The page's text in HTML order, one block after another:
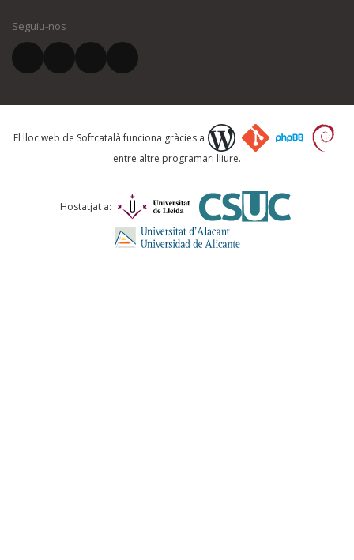
El vostre correu electrònic *
Què proposeu?
Comentari *
Seguiu-nos
El lloc web de Softcatalà funciona gràcies a
entre altre programari lliure.
Hostatjat a: